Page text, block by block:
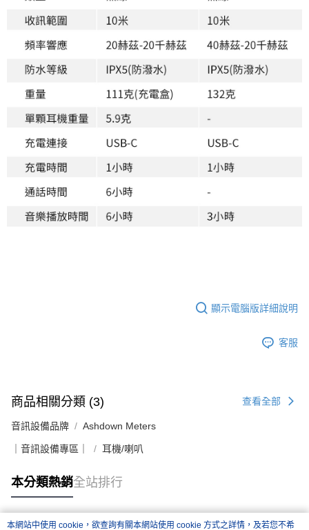
顯示電腦版詳細說明
客服
商品相關分類 (3) 查看全部
音訊設備品牌 Ashdown Meters
｜音訊設備專區｜ 耳機/喇叭
本分類熱銷全站排行
本網站中使用 cookie，欲查詢有關本網站使用 cookie 方式之詳情，及若您不希